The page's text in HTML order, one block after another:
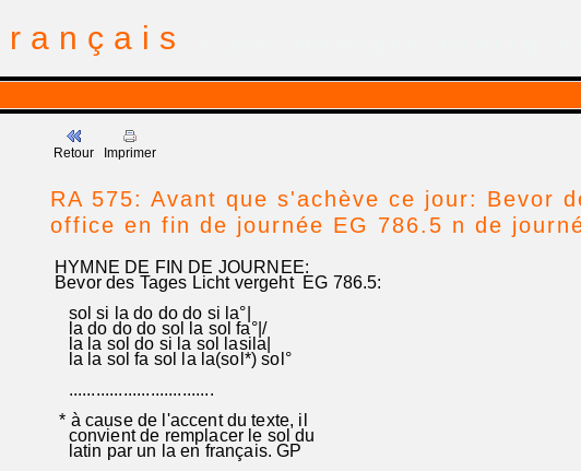
Retour Imprimer
RA 575: Avant que s'achève ce jour: Bevor
office en fin de journée EG 786.5 n de
HYMNE DE FIN DE JOURNEE:
Bevor des Tages Licht vergeht EG 786.5:
sol si la do do do si la°|
la do do do sol la sol fa°|/
la la sol do si la sol lasila|
la la sol fa sol la la(sol*) sol°
................................
* à cause de l'accent du texte, il
convient de remplacer le sol du
latin par un la en français. GP